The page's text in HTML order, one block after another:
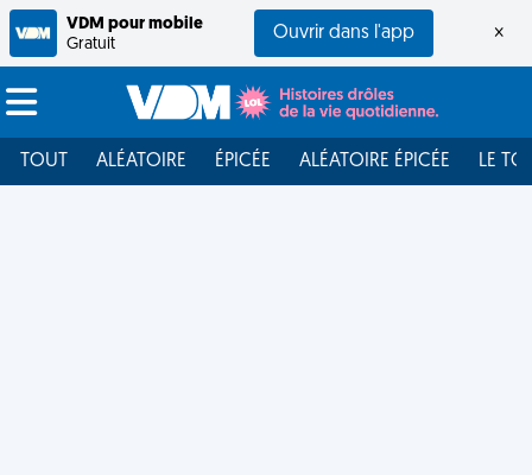
VDM pour mobile
Gratuit
Ouvrir dans l'app ×
TOUT ALÉATOIRE ÉPICÉE ALÉATOIRE ÉPICÉE LE